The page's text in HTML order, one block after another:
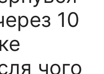
10
чого